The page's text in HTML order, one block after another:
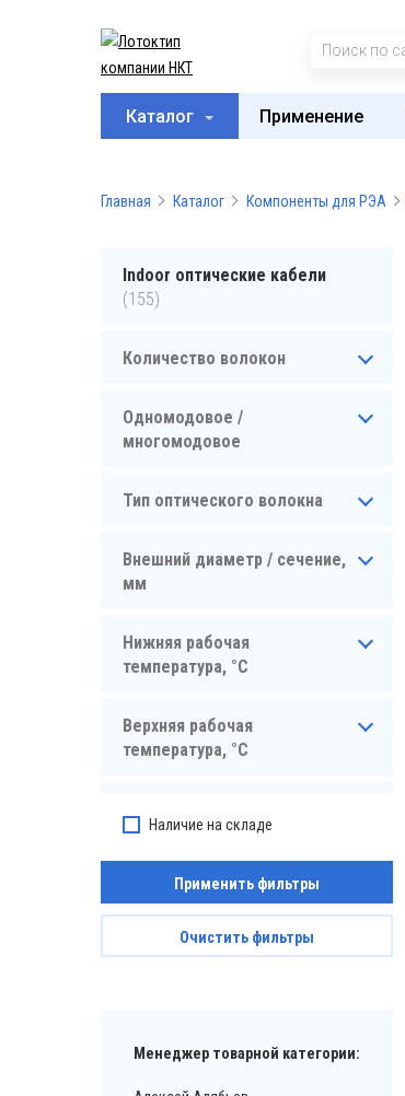
Каталог Применение
Главная Каталог Компоненты для РЭА
Indoor оптические кабели
(155)
Количество волокон
Одномодовое /
многомодовое
Тип оптического волокна
Внешний диаметр / сечение,
мм
Нижняя рабочая
температура, °C
Верхняя рабочая
температура, °C
Наличие на складе
Применить фильтры
Очистить фильтры
Менеджер товарной категории: